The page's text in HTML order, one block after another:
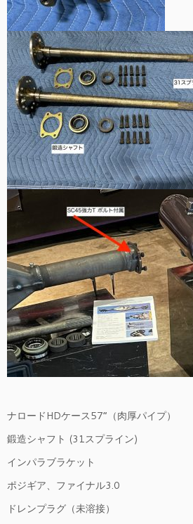
ナロードHDケース57”（肉厚パイプ）
鍛造シャフト (31スプライン)
インパラブラケット
ポジギア、ファイナル3.0
ドレンプラグ（未溶接）